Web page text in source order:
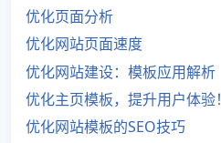
优化页面分析
优化网站页面速度
优化网站建设：模板应用解析
优化主页模板，提升用户体验！
优化网站模板的SEO技巧